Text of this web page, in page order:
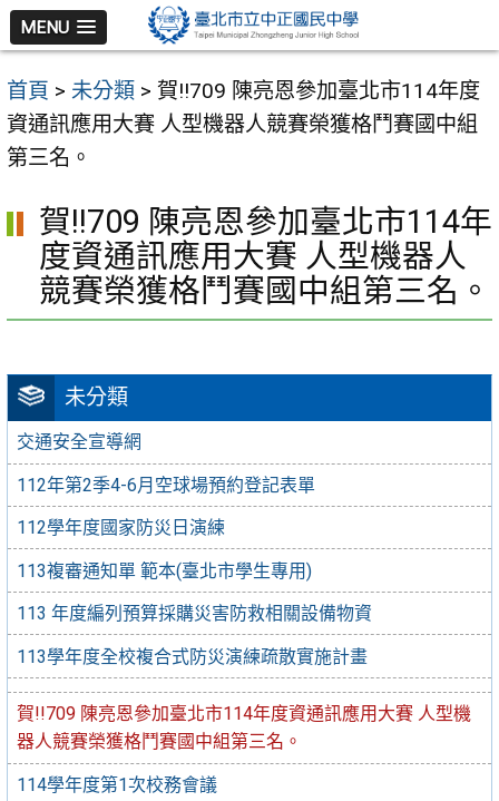
跳
至
主
要
內
區
MENU
首頁 > 未分類 > 賀!!709 陳亮恩參加臺北市114年度
資通訊應用大賽 人型機器人競賽榮獲格鬥賽國中組
第三名。
未分類
交通安全宣導網
112年第2季4-6月空球場預約登記表單
112學年度國家防災日演練
113複審通知單 範本(臺北市學生專用)
113 年度編列預算採購災害防救相關設備物資
113學年度全校複合式防災演練疏散實施計畫
賀!!709 陳亮恩參加臺北市114年度資通訊應用大賽 人型機
器人競賽榮獲格鬥賽國中組第三名。
114學年度第1次校務會議
賀!!709 陳亮恩參加臺北市114年
度資通訊應用大賽 人型機器人
競賽榮獲格鬥賽國中組第三名。